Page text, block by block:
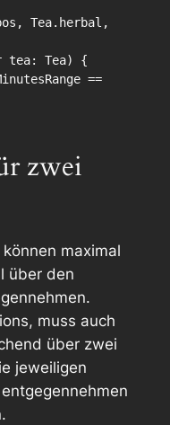
Tea.herbal,
tea: Tea) {
zwei
maximal
über den
muss auch
über zwei
jeweiligen